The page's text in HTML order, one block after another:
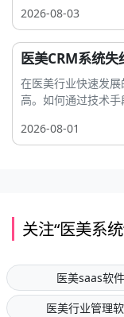
2026-08-03
医美CRM系统
在医美行业快速发
高。如何通过技术
2026-08-01
关注“医美系
医美saas软件
医美行业管理